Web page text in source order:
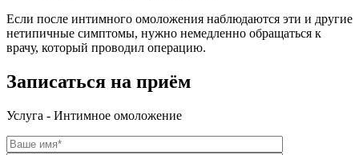
Если после интимного омоложения наблюдаются эти и другие
нетипичные симптомы, нужно немедленно обращаться к
врачу, который проводил операцию.
Записаться на приём
Услуга - Интимное омоложение